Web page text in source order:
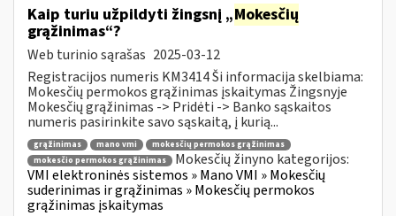
Kaip turiu užpildyti žingsnį „Mokesčių
grąžinimas“?
Web turinio sąrašas 2025-03-12
Registracijos numeris KM3414 Ši informacija skelbiama:
Mokesčių permokos grąžinimas įskaitymas Žingsnyje
Mokesčių grąžinimas -> Pridėti -> Banko sąskaitos
numeris pasirinkite savo sąskaitą, į kurią...
grąžinimas mano vmi
mokesčių permokos grąžinimas
mokesčio permokos grąžinimas
Mokesčių žinyno kategorijos:
VMI elektroninės sistemos » Mano VMI » Mokesčių
suderinimas ir grąžinimas » Mokesčių permokos
grąžinimas įskaitymas